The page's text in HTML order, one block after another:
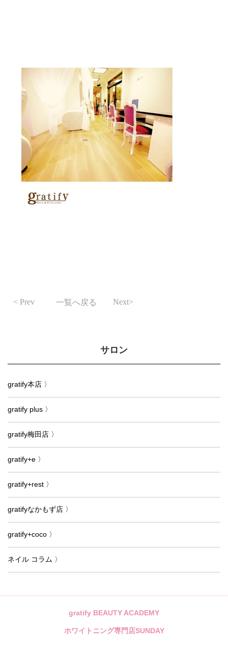
Prev 一覧へ戻る Next
サロン
gratify本店 〉
gratify plus 〉
gratify梅田店 〉
gratify+e 〉
gratify+rest 〉
gratifyなかもず店 〉
gratify+coco 〉
ネイル コラム 〉
gratify BEAUTY ACADEMY
ホワイトニング専門店SUNDAY